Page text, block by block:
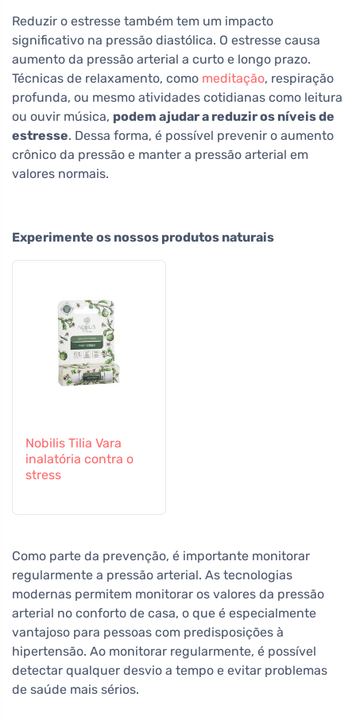
Reduzir o estresse também tem um impacto
significativo na pressão diastólica. O estresse causa
aumento da pressão arterial a curto e longo prazo.
Técnicas de relaxamento, como meditação, respiração
profunda, ou mesmo atividades cotidianas como leitura
ou ouvir música, podem ajudar a reduzir os níveis de
estresse. Dessa forma, é possível prevenir o aumento
crônico da pressão e manter a pressão arterial em
valores normais.
Experimente os nossos produtos naturais
Nobilis Tilia Vara
inalatória contra o
stress
Como parte da prevenção, é importante monitorar
regularmente a pressão arterial. As tecnologias
modernas permitem monitorar os valores da pressão
arterial no conforto de casa, o que é especialmente
vantajoso para pessoas com predisposições à
hipertensão. Ao monitorar regularmente, é possível
detectar qualquer desvio a tempo e evitar problemas
de saúde mais sérios.